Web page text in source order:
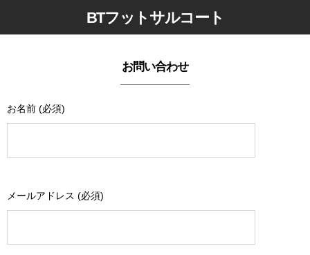
BTフットサルコート
お問い合わせ
お名前 (必須)
メールアドレス (必須)